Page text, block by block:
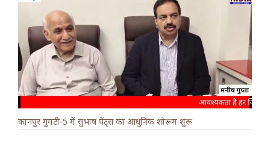
कानपुर गुमटी-5 में सुभाष पेंट्स का आधुनिक शोरूम शुरू